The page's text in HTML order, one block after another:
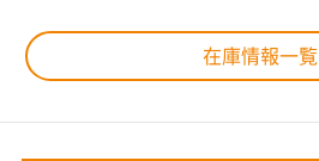
在庫情報一覧